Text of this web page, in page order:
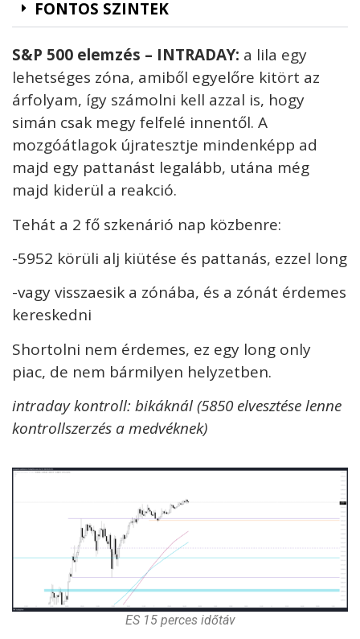
FONTOS SZINTEK
S&P 500 elemzés – INTRADAY: a lila egy
lehetséges zóna, amiből egyelőre kitört az
árfolyam, így számolni kell azzal is, hogy
simán csak megy felfelé innentől. A
mozgóátlagok újratesztje mindenképp ad
majd egy pattanást legalább, utána még
majd kiderül a reakció.
Tehát a 2 fő szkenárió nap közbenre:
-5952 körüli alj kiütése és pattanás, ezzel long
-vagy visszaesik a zónába, és a zónát érdemes
kereskedni
Shortolni nem érdemes, ez egy long only
piac, de nem bármilyen helyzetben.
intraday kontroll: bikáknál (5850 elvesztése lenne
kontrollszerzés a medvéknek)
ES 15 perces időtáv